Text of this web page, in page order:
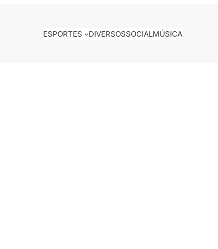
ESPORTES DIVERSOSSOCIALMÚSICA